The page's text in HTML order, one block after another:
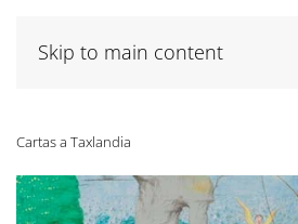
Skip to main content
Cartas a Taxlandia